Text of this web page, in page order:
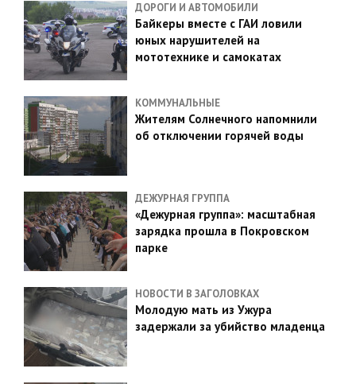
ДОРОГИ И АВТОМОБИЛИ
Байкеры вместе с ГАИ ловили
юных нарушителей на
мототехнике и самокатах
КОММУНАЛЬНЫЕ
Жителям Солнечного напомнили
об отключении горячей воды
ДЕЖУРНАЯ ГРУППА
«Дежурная группа»: масштабная
зарядка прошла в Покровском
парке
НОВОСТИ В ЗАГОЛОВКАХ
Молодую мать из Ужура
задержали за убийство младенца